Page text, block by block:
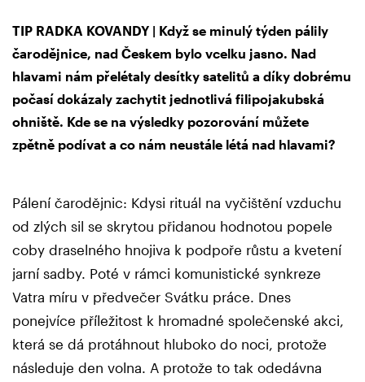
TIP RADKA KOVANDY | Když se minulý týden pálily
čarodějnice, nad Českem bylo vcelku jasno. Nad
hlavami nám přelétaly desítky satelitů a díky dobrému
počasí dokázaly zachytit jednotlivá filipojakubská
ohniště. Kde se na výsledky pozorování můžete
zpětně podívat a co nám neustále létá nad hlavami?
Pálení čarodějnic: Kdysi rituál na vyčištění vzduchu
od zlých sil se skrytou přidanou hodnotou popele
coby draselného hnojiva k podpoře růstu a kvetení
jarní sadby. Poté v rámci komunistické synkreze
Vatra míru v předvečer Svátku práce. Dnes
ponejvíce příležitost k hromadné společenské akci,
která se dá protáhnout hluboko do noci, protože
následuje den volna. A protože to tak odedávna